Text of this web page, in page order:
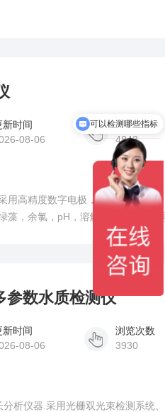
新时间
08-06
浏览次数
4843
用高精度数字电极，无需化学试剂
藻，余氯，pH，溶解氧，温度，电
检测仪系统，内置高容量锂电池，
参数水质检测仪
新时间
08-06
浏览次数
3930
析仪器.采用光栅双光束检测系统
可以检测哪些指标